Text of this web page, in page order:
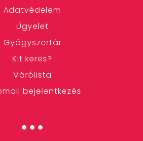
Adatvédelem
Ügyelet
Gyógyszertár
Kit keres?
Várólista
bejelentkezés
…